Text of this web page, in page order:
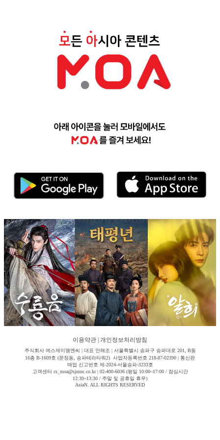
이용약관 개인정보처리방침
주식회사 에스제이엠엔씨 | 대표 안해조 | 서울특별시 송파구 송파대로 201, B동
16층 B-1609호 (문정동, 송파테라타워2) 사업자등록번호 218-87-02390 | 통신판
매업 신고번호 제-2024-서울송파-3233호
고객센터 cs_moa@sjmnc.co.kr | 02-400-6036 (평일 10:00~17:00 / 점심시간
12:30~13:30 / 주말 및 공휴일 휴무)
AsiaN. ALL RIGHTS RESERVED